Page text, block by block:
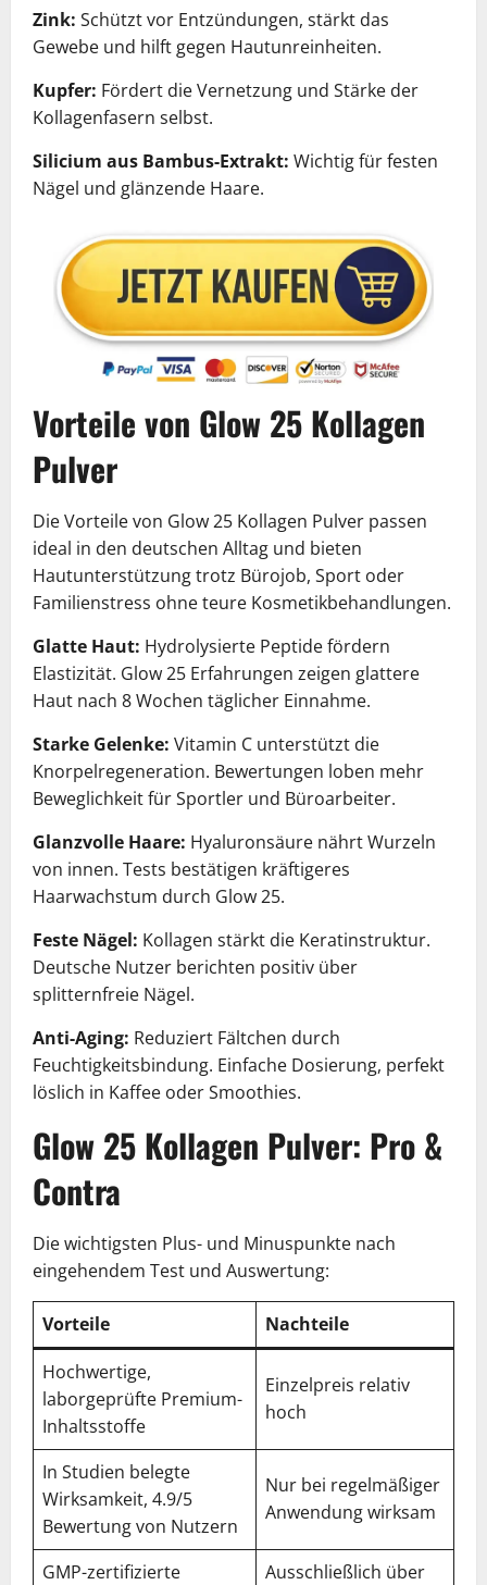
Zink: Schützt vor Entzündungen, stärkt das
Gewebe und hilft gegen Hautunreinheiten.
Kupfer: Fördert die Vernetzung und Stärke der
Kollagenfasern selbst.
Silicium aus Bambus-Extrakt: Wichtig für festen
Nägel und glänzende Haare.
Vorteile von Glow 25 Kollagen
Pulver
Die Vorteile von Glow 25 Kollagen Pulver passen
ideal in den deutschen Alltag und bieten
Hautunterstützung trotz Bürojob, Sport oder
Familienstress ohne teure Kosmetikbehandlungen.
Glatte Haut: Hydrolysierte Peptide fördern
Elastizität. Glow 25 Erfahrungen zeigen glattere
Haut nach 8 Wochen täglicher Einnahme.
Starke Gelenke: Vitamin C unterstützt die
Knorpelregeneration. Bewertungen loben mehr
Beweglichkeit für Sportler und Büroarbeiter.
Glanzvolle Haare: Hyaluronsäure nährt Wurzeln
von innen. Tests bestätigen kräftigeres
Haarwachstum durch Glow 25.
Feste Nägel: Kollagen stärkt die Keratinstruktur.
Deutsche Nutzer berichten positiv über
splitternfreie Nägel.
Anti-Aging: Reduziert Fältchen durch
Feuchtigkeitsbindung. Einfache Dosierung, perfekt
löslich in Kaffee oder Smoothies.
Glow 25 Kollagen Pulver: Pro &
Contra
Die wichtigsten Plus- und Minuspunkte nach
eingehendem Test und Auswertung:
Vorteile
Nachteile
Hochwertige,
laborgeprüfte Premium-
Inhaltsstoffe
Einzelpreis relativ
hoch
In Studien belegte
Wirksamkeit, 4.9/5
Bewertung von Nutzern
Nur bei regelmäßiger
Anwendung wirksam
GMP-zertifizierte
Ausschließlich über